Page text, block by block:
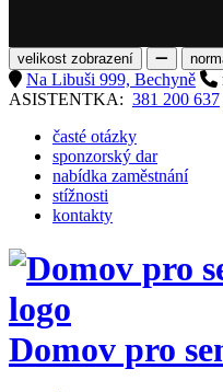
velikost zobrazení
Na Libuši 999, Bechyně
ASISTENTKA: 381 200 637
časté otázky
sponzorský dar
nabídka zaměstnání
stížnosti
kontakty
Domov pro